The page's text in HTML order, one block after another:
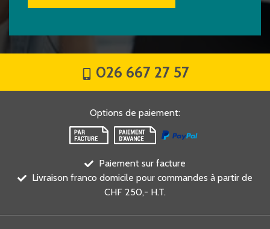
026 667 27 57
Options de paiement:
Paiement sur facture
Livraison franco domicile pour commandes à partir de
CHF 250,- H.T.